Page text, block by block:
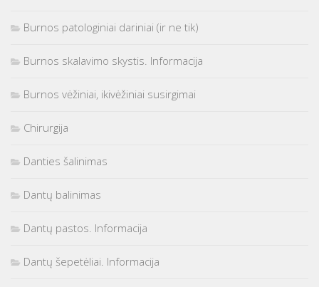
Burnos patologiniai dariniai (ir ne tik)
Burnos skalavimo skystis. Informacija
Burnos vėžiniai, ikivėžiniai susirgimai
Chirurgija
Danties šalinimas
Dantų balinimas
Dantų pastos. Informacija
Dantų šepetėliai. Informacija